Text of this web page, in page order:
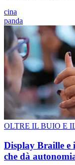
cina
panda
OLTRE IL BUIO E
Display Braille e
che dà